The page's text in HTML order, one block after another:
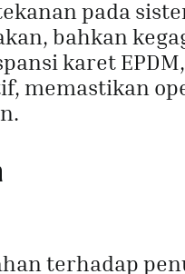
pada
bahkan
karet
memastikan
terhadap